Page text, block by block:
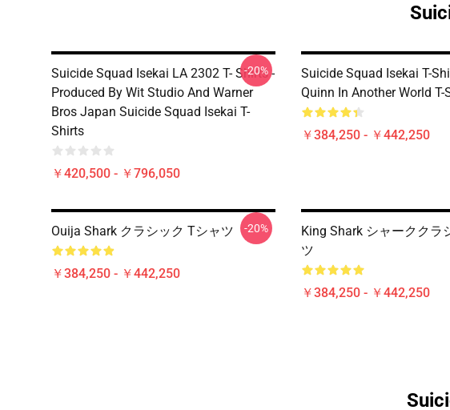
Suicide Squad Isekai LA 2302 T- Shirts -
Produced By Wit Studio And Warner
Bros Japan Suicide Squad Isekai T-
Shirts
￥420,500 - ￥796,050
-20%
Suicide Squad Isekai T-
Quinn In Another World T-
￥384,250 - ￥442,250
Ouija Shark クラシック Tシャツ
￥384,250 - ￥442,250
-20%
King Shark シャーククラ
ツ
￥384,250 - ￥442,250